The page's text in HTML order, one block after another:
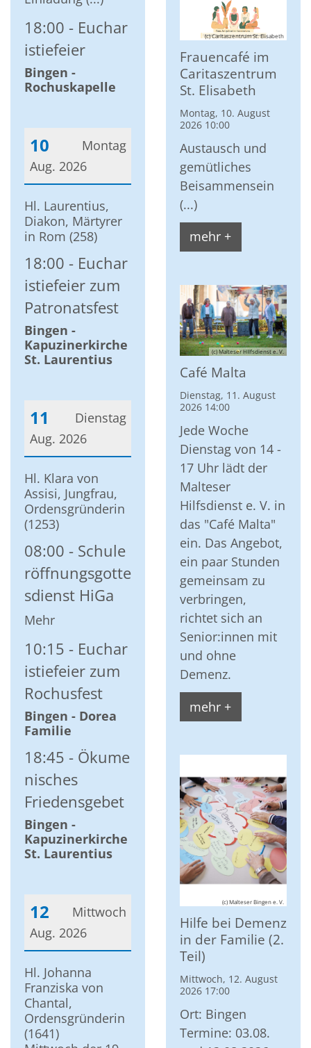
18:00
Euchar
istiefeier
Bingen -
Rochuskapelle
Montag
10
Aug. 2026
Datum: 10. August 2026
Hl. Laurentius,
Diakon, Märtyrer
in Rom (258)
18:00
Euchar
istiefeier zum
Patronatsfest
Bingen -
Kapuzinerkirche
St. Laurentius
Dienstag
11
Aug. 2026
Datum: 11. August 2026
Hl. Klara von
Assisi, Jungfrau,
Ordensgründerin
(1253)
08:00
Schule
röffnungsgotte
sdienst HiGa
Mehr
10:15
Euchar
istiefeier zum
Rochusfest
Bingen - Dorea
Familie
18:45
Ökume
nisches
Friedensgebet
Bingen -
Kapuzinerkirche
St. Laurentius
Mittwoch
12
Aug. 2026
Datum: 12. August 2026
Hl. Johanna
Franziska von
Chantal,
Ordensgründerin
(1641)
(c) Caritaszentrum St. Elisabeth
Frauencafé im
Caritaszentrum
St. Elisabeth
Montag, 10. August
2026 10:00
Austausch und
gemütliches
Beisammensein
(...)
mehr +
(c) Malteser HIlfsdienst e. V.
Café Malta
Dienstag, 11. August
2026 14:00
Jede Woche
Dienstag von 14 -
17 Uhr lädt der
Malteser
Hilfsdienst e. V. in
das "Café Malta"
ein. Das Angebot,
ein paar Stunden
gemeinsam zu
verbringen,
richtet sich an
Senior:innen mit
und ohne
Demenz.
mehr +
(c) Malteser Bingen e. V.
Hilfe bei Demenz
in der Familie (2.
Teil)
Mittwoch, 12. August
2026 17:00
Ort: Bingen
Termine: 03.08.